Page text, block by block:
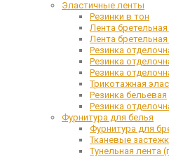
Эластичные ленты
Резинки в тон
Лента
Лента
Резинка
Резинка
Резинка
Трикотажная
Резинка бельевая
Резинка
Фурнитура для белья
Фурнитура для
Тканевые
Тунельная лента